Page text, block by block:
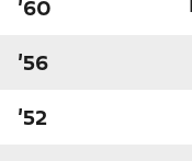
'60
'56
'52